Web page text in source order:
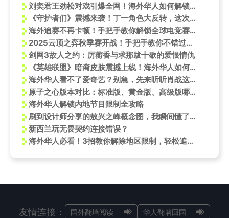
刘奕君王劲松对戏引爆全网！海外华人如何解锁《烈焰》追剧无阻？
《守护者们》震撼来袭！丁一角色大反转，这次换他来守护世界
海外追赛不再卡顿！手把手教你解锁全球电竞赛事观看限制
2025云顶之弈秋季赛开战！手把手教你不错过任何精彩对决
剑网3故人之约：厉蘅香与求那跋十歇的爱恨情仇
《英雄联盟》暗裔皮肤震撼上线！海外华人如何突破地区限制畅玩新内容？
海外华人看不了爱奇艺？别急，先来听听肖战这首燃爆了的《得闲谨制》！
原子之心版本对比：标准版、黄金版、高级版哪个更值得入手？
海外华人解锁内地节目限制全攻略
刷到设计师分享的敖兴之峰概念图，我瞬间懂了海外党看国服直播时那种抓心挠肝的痛
新西兰玩无畏契约连接错误？
海外华人必看！3招教你解除地区限制，轻松追《欢乐家长群2》
友情连接： 国外翻墙阅读
华人翻墙回国